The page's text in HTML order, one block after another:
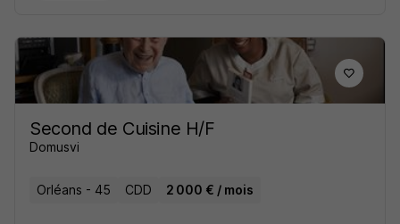
Second de Cuisine H/F
Domusvi
Orléans - 45 CDD 2 000 € / mois